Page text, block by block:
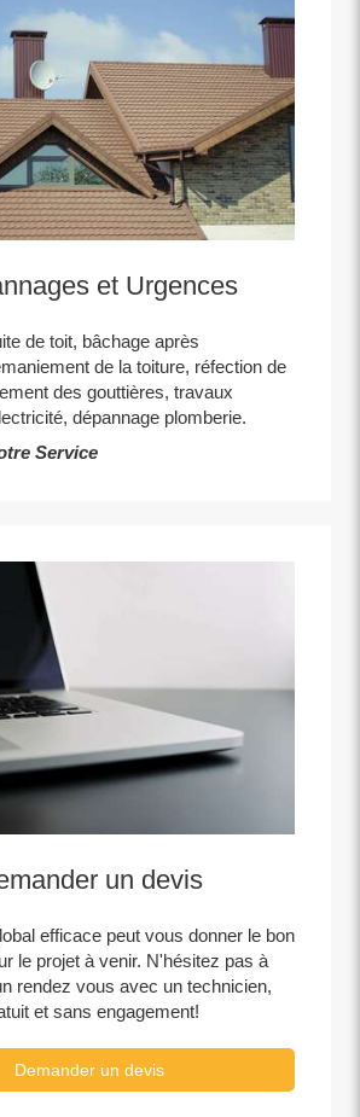
et Urgences
de toit, bâchage après
de la toiture, réfection de
des gouttières, travaux
dépannage plomberie.
Service
un devis
efficace peut vous donner le bon
le projet à venir. N'hésitez pas à
rendez vous avec un technicien,
et sans engagement!
Demander un devis